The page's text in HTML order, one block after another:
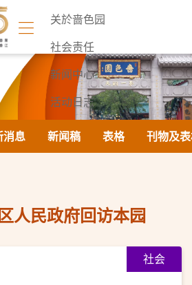
关於啬色园
社会责任
新闻中心
活动日志
联络我们
消息 新闻稿 表格 刊物及
人民政府回访本园
社会